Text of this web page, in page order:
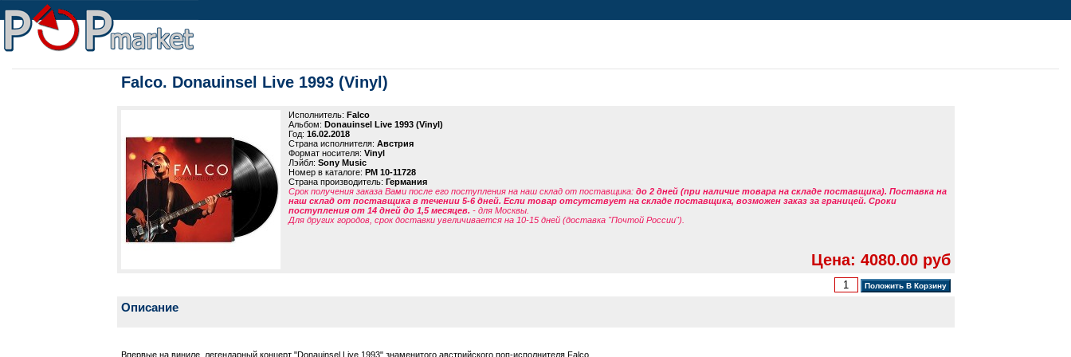
Falco. Donauinsel Live 1993 (Vinyl)
Исполнитель: Falco
Альбом: Donauinsel Live 1993 (Vinyl)
Год: 16.02.2018
Страна исполнителя: Австрия
Формат носителя: Vinyl
Лэйбл: Sony Music
Номер в каталоге: PM 10-11728
Страна производитель: Германия
Срок получения заказа Вами после его поступления на наш склад от поставщика: до 2 дней (при наличие товара на складе поставщика). Поставка на
наш склад от поставщика в течении 5-6 дней. Если товар отсутствует на складе поставщика, возможен заказ за границей. Сроки
поступления от 14 дней до 1,5 месяцев. - для Москвы.
Для других городов, срок доставки увеличивается на 10-15 дней (доставка "Почтой России").
Цена: 4080.00 руб
Описание
Впервые на виниле, легендарный концерт "Donauinsel Live 1993" знаменитого австрийского поп-исполнителя Falco.